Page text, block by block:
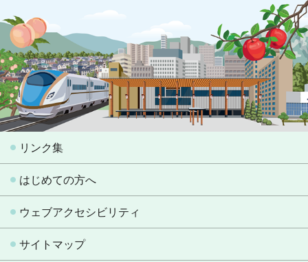
リンク集
はじめての方へ
ウェブアクセシビリティ
サイトマップ